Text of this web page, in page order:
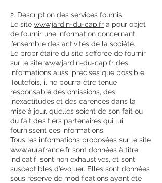
2. Description des services fournis :
Le site www.jardin-du-cap.fr a pour objet
de fournir une information concernant
l’ensemble des activités de la société.
Le propriétaire du site s’efforce de fournir
sur le site www.jardin-du-cap.fr des
informations aussi précises que possible.
Toutefois, il ne pourra être tenue
responsable des omissions, des
inexactitudes et des carences dans la
mise à jour, qu’elles soient de son fait ou
du fait des tiers partenaires qui lui
fournissent ces informations.
Tous les informations proposées sur le site
www.aurafrance.fr sont données à titre
indicatif, sont non exhaustives, et sont
susceptibles d’évoluer. Elles sont données
sous réserve de modifications ayant été